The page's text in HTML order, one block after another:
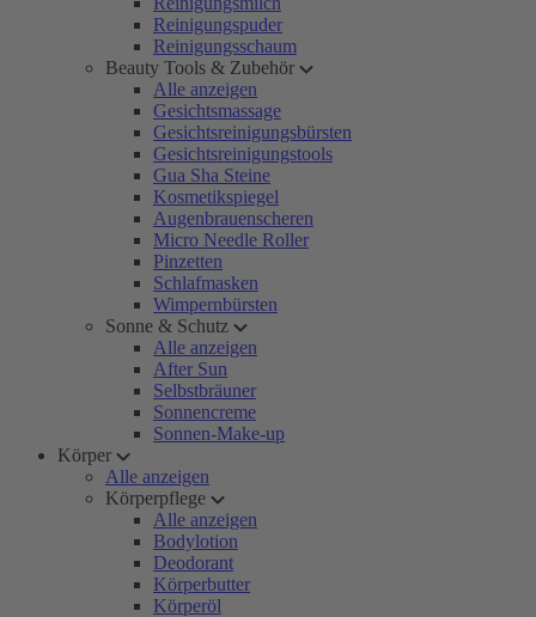
Reinigungspuder
Reinigungsschaum
Beauty Tools & Zubehör
Alle anzeigen
Gesichtsmassage
Gesichtsreinigungsbürsten
Gesichtsreinigungstools
Gua Sha Steine
Kosmetikspiegel
Augenbrauenscheren
Micro Needle Roller
Pinzetten
Schlafmasken
Wimpernbürsten
Sonne & Schutz
Alle anzeigen
After Sun
Selbstbräuner
Sonnencreme
Sonnen-Make-up
Körper
Alle anzeigen
Körperpflege
Alle anzeigen
Bodylotion
Deodorant
Körperbutter
Körperöl